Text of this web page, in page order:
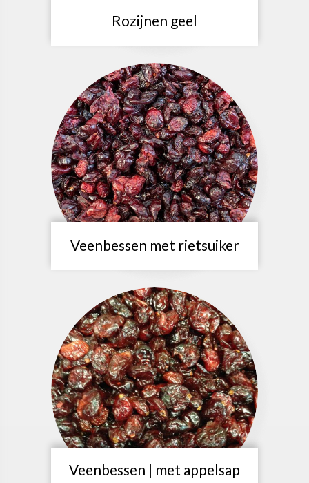
Rozijnen geel
Veenbessen met rietsuiker
Veenbessen | met appelsap